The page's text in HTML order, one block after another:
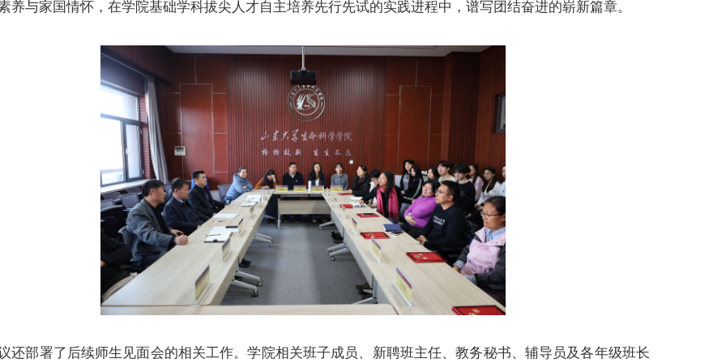
养与家国情怀，在学院基础学科拔尖人才自主培养先行先试的实践进程中，谱写团结奋进的崭新篇章。
还部署了后续师生见面会的相关工作。学院相关班子成员、新聘班主任、教务秘书、辅导员及各年级班长